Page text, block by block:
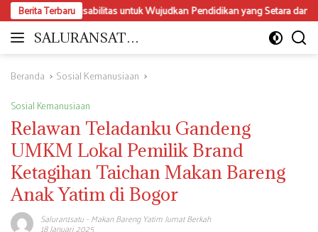
Langsung
ke
konten
Berita Terbaru
Disabilitas untuk Wujudkan Pendidikan yang Setara dan Inklusif
SALURANSATU.
Moderat
Mencerdaskan
Beranda Sosial Kemanusiaan
Sosial Kemanusiaan
Relawan Teladanku Gandeng
UMKM Lokal Pemilik Brand
Ketagihan Taichan Makan Bareng
Anak Yatim di Bogor
Saluran1satu-Makan Bareng Yatim Jumat Berkah
18 Januari 2025